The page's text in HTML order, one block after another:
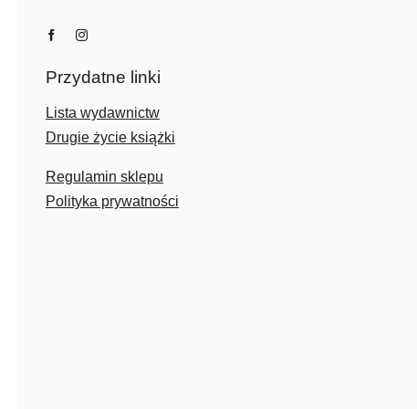
Przydatne linki
Lista wydawnictw
Drugie życie książki
Regulamin sklepu
Polityka prywatności